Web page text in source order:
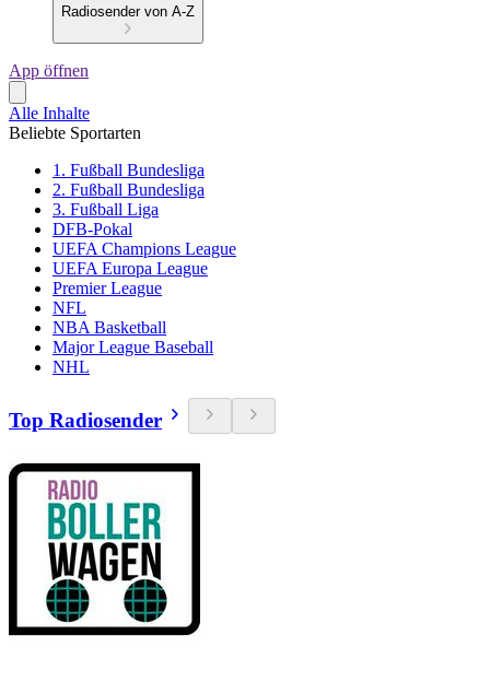
Radiosender von A-Z
App öffnen
Alle Inhalte
Beliebte Sportarten
1. Fußball Bundesliga
2. Fußball Bundesliga
3. Fußball Liga
DFB-Pokal
UEFA Champions League
UEFA Europa League
Premier League
NFL
NBA Basketball
Major League Baseball
NHL
Top Radiosender